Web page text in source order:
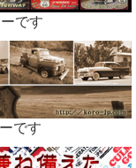
です
です